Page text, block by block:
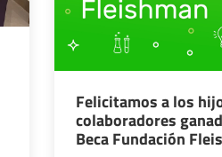
Felicitamos a los
colaboradores
Beca Fundación